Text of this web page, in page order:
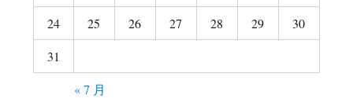
24
25 26 27 28 29
30
31
« 7 月